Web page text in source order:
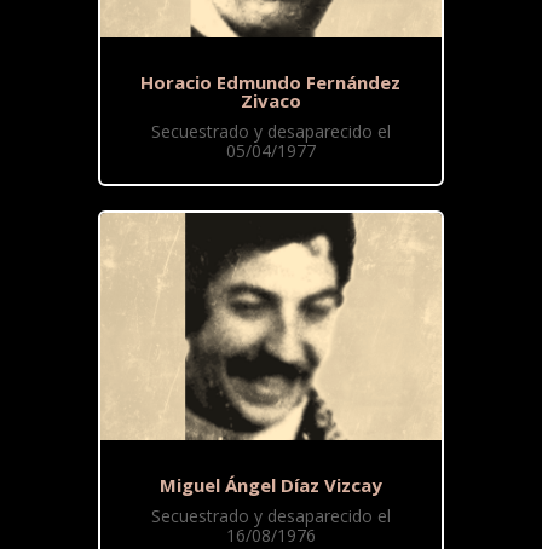
Horacio Edmundo Fernández
Zivaco
Secuestrado y desaparecido el
05/04/1977
Miguel Ángel Díaz Vizcay
Secuestrado y desaparecido el
16/08/1976